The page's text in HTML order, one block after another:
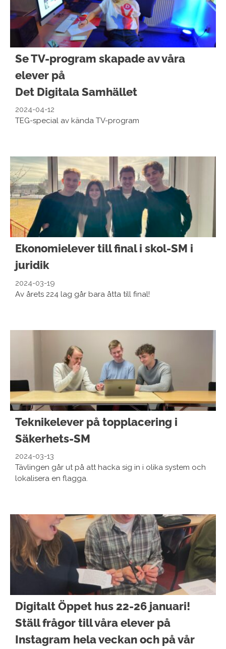
Se TV-program skapade av våra
elever på
Det Digitala Samhället
2024-04-12
TEG-special av kända TV-program
Ekonomielever till final i skol-SM i
juridik
2024-03-19
Av årets 224 lag går bara åtta till final!
Teknikelever på topplacering i
Säkerhets-SM
2024-03-13
Tävlingen går ut på att hacka sig in i olika system och
lokalisera en flagga.
Digitalt Öppet hus 22-26 januari!
Ställ frågor till våra elever på
Instagram hela veckan och på vår